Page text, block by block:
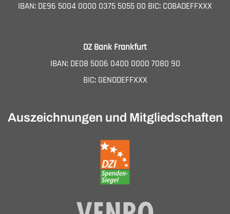
IBAN: DE96 5004 0000 0375 5055 00 BIC: COBADEFFXXX
DZ Bank Frankfurt
IBAN: DE08 5006 0400 0000 7080 90
BIC: GENODEFFXXX
Auszeichnungen und Mitgliedschaften